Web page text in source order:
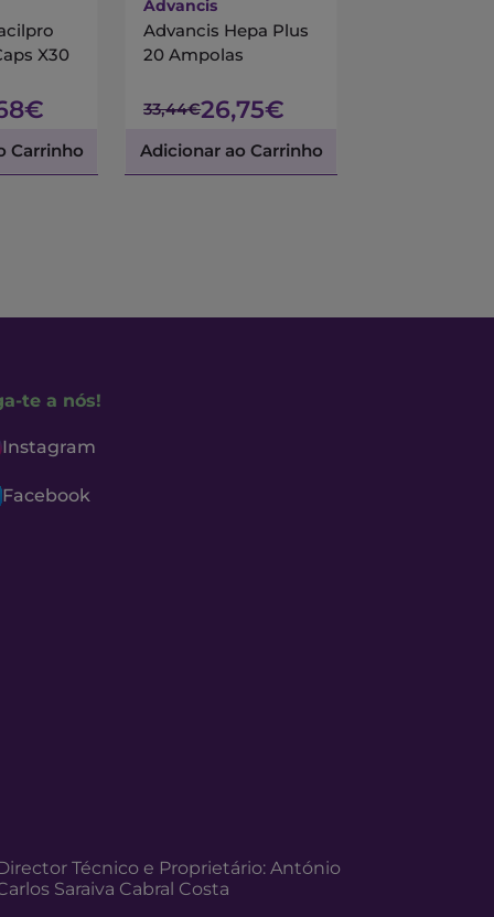
X30
Carrinho
Advancis
Advancis Hepa Plus
20 Ampolas
33,44€26,75€
Adicionar ao Carrinho
te a nós!
Instagram
Facebook
Técnico e Proprietário: António
Saraiva Cabral Costa